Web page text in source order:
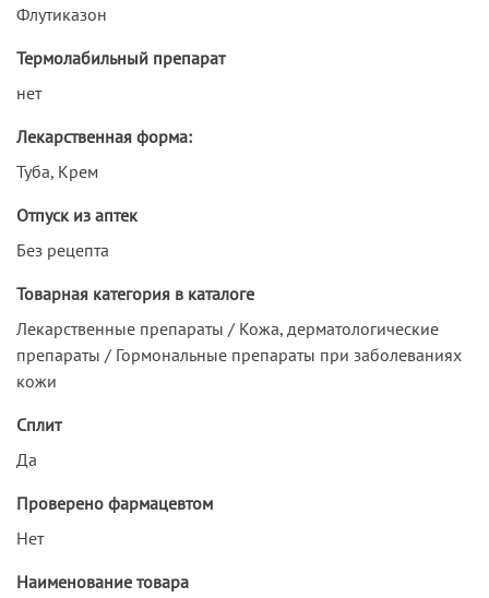
Флутиказон
Термолабильный препарат
нет
Лекарственная форма:
Туба, Крем
Отпуск из аптек
Без рецепта
Товарная категория в каталоге
Лекарственные препараты / Кожа, дерматологические
препараты / Гормональные препараты при заболеваниях
кожи
Сплит
Да
Проверено фармацевтом
Нет
Наименование товара